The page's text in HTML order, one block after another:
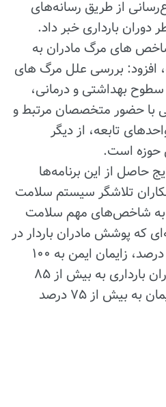
از طریق رسانه‌های
دوران بارداری خبر داد.
شاخص های مرگ مادران به
بررسی علل مرگ های
سطوح بهداشتی و درمانی،
با حضور متخصصان مرتبط و
تابعه، از دیگر
حوزه است.
حاصل از این برنامه‌ها
تلاشگر سیستم سلامت
به شاخص‌های مهم سلامت
که پوشش مادران باردار در
واحدهای بهداشتی به ۹۸ درصد، زایمان ایمن به ۱۰۰
درصد، پوشش مراقبت دوران بارداری به بیش از ۸۵
درصد و مراقبت پس از زایمان به بیش از ۷۵ درصد